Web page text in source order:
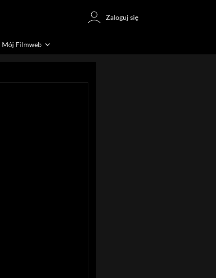
Zaloguj się
Mój Filmweb